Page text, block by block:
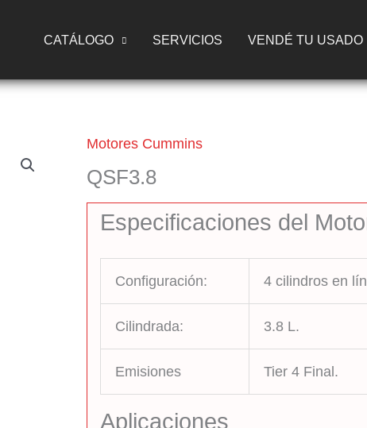
CATÁLOGO SERVICIOS VENDÉ TU USADO
Motores Cummins
QSF3.8
Especificaciones del
Configuración: 4 cilindros en
Cilindrada: 3.8 L.
Emisiones Tier 4 Final.
Aplicaciones